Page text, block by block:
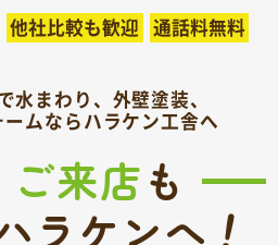
他社比較も歓迎 通話料無料
水まわり、外壁塗装、
ームならハラケン工舎へ
来店も
ラケンへ！